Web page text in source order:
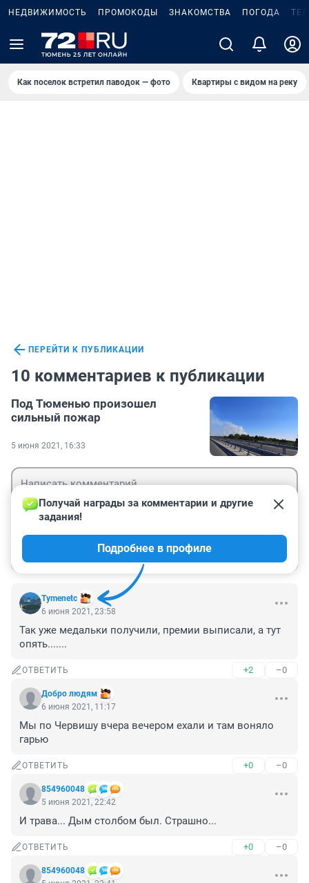
НЕДВИЖИМОСТЬ ПРОМОКОДЫ ЗНАКОМСТВА ПОГОДА
Как поселок встретил паводок — фото Квартиры с видом на реку
ПЕРЕЙТИ К ПУБЛИКАЦИИ
10 комментариев к публикации
Под Тюменью произошел
сильный пожар
5 июня 2021, 16:33
Tymenetc
Получай награды за комментарии и другие
задания!
Подробнее в профиле
6 июня 2021, 23:58
Так уже медальки получили, премии выписали, а тут
опять.......
ОТВЕТИТЬ +2 –0
Добро людям
6 июня 2021, 11:17
Мы по Червишу вчера вечером ехали и там воняло
гарью
ОТВЕТИТЬ +0 –0
854960048
5 июня 2021, 22:42
И трава... Дым столбом был. Страшно...
ОТВЕТИТЬ +0 –0
854960048